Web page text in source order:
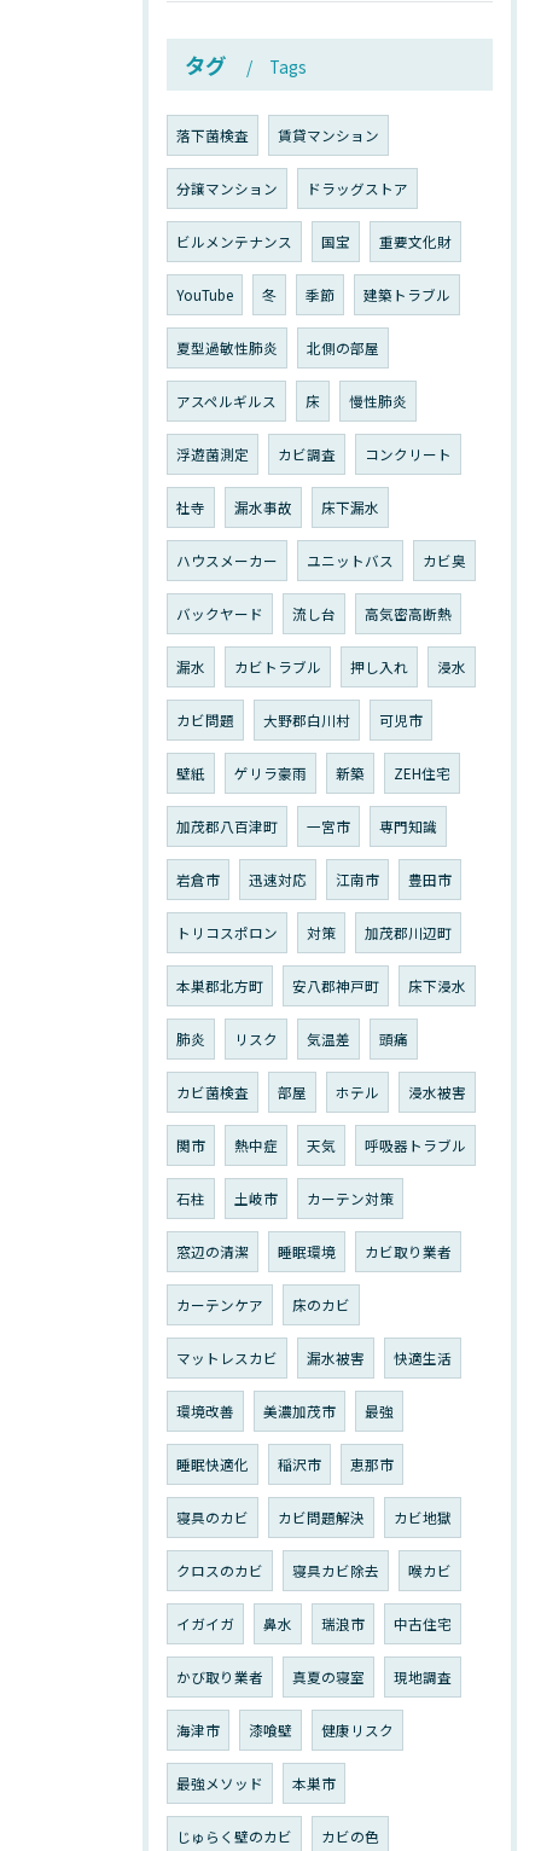
タグ Tags
落下菌検査 賃貸マンション
分譲マンション ドラッグストア
ビルメンテナンス 国宝 重要文化財
YouTube 冬 季節 建築トラブル
夏型過敏性肺炎 北側の部屋
アスペルギルス 床 慢性肺炎
浮遊菌測定 カビ調査 コンクリート
社寺 漏水事故 床下漏水
ハウスメーカー ユニットバス カビ臭
バックヤード 流し台 高気密高断熱
漏水 カビトラブル 押し入れ 浸水
カビ問題 大野郡白川村 可児市
壁紙 ゲリラ豪雨 新築 ZEH住宅
加茂郡八百津町 一宮市 専門知識
岩倉市 迅速対応 江南市 豊田市
トリコスポロン 対策 加茂郡川辺町
本巣郡北方町 安八郡神戸町 床下浸水
肺炎 リスク 気温差 頭痛
カビ菌検査 部屋 ホテル 浸水被害
関市 熱中症 天気 呼吸器トラブル
石柱 土岐市 カーテン対策
窓辺の清潔 睡眠環境 カビ取り業者
カーテンケア 床のカビ
マットレスカビ 漏水被害 快適生活
環境改善 美濃加茂市 最強
睡眠快適化 稲沢市 恵那市
寝具のカビ カビ問題解決 カビ地獄
クロスのカビ 寝具カビ除去 喉カビ
イガイガ 鼻水 瑞浪市 中古住宅
かび取り業者 真夏の寝室 現地調査
海津市 漆喰壁 健康リスク
最強メソッド 本巣市
じゅらく壁のカビ カビの色